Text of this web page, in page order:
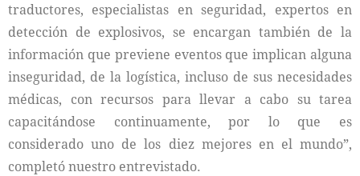
traductores, especialistas en seguridad, expertos en
detección de explosivos, se encargan también de la
información que previene eventos que implican alguna
inseguridad, de la logística, incluso de sus necesidades
médicas, con recursos para llevar a cabo su tarea
capacitándose continuamente, por lo que es
considerado uno de los diez mejores en el mundo”,
completó nuestro entrevistado.